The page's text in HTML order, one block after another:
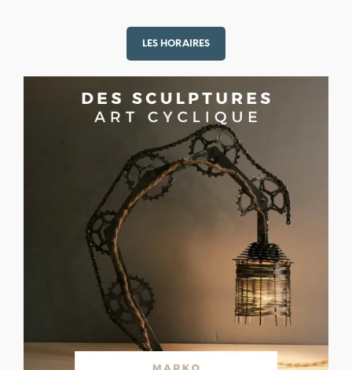
LES HORAIRES